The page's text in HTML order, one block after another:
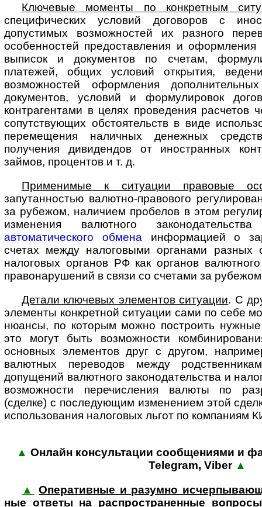
Ключевые моменты по конкретным
специфических условий договоров с
допустимых возможностей их разного
особенностей предоставления и
выписок и документов по счетам,
платежей, общих условий открытия,
возможностей оформления
документов, условий и формулировок
контрагентами в целях проведения расчетов
сопутствующих обстоятельств в виде
перемещения наличных денежных
получения дивидендов от иностранных
займов, процентов и т. д.
Применимые к ситуации правовые
запутанностью валютно-правового
за рубежом, наличием пробелов в этом
изменения валютного
автоматического обмена информацией о
счетах между налоговыми органами разных
налоговых органов РФ как органов
правонарушений в связи со счетами за
Детали ключевых элементов ситуации. С
элементы конкретной ситуации сами по себе
нюансы, по которым можно построить
это могут быть возможности
основных элементов друг с другом,
валютных переводов между
допущений валютного законодательства и
возможности перечисления валюты по
(сделке) с последующим изменением этой
использования налоговых льгот по компаниям
▲ Онлайн консультации сообщениями и
Tele­gram, Viber ▲
▲
Оперативные и разумно
ные ответы на рас­про­стра­нен­ные воп­росы